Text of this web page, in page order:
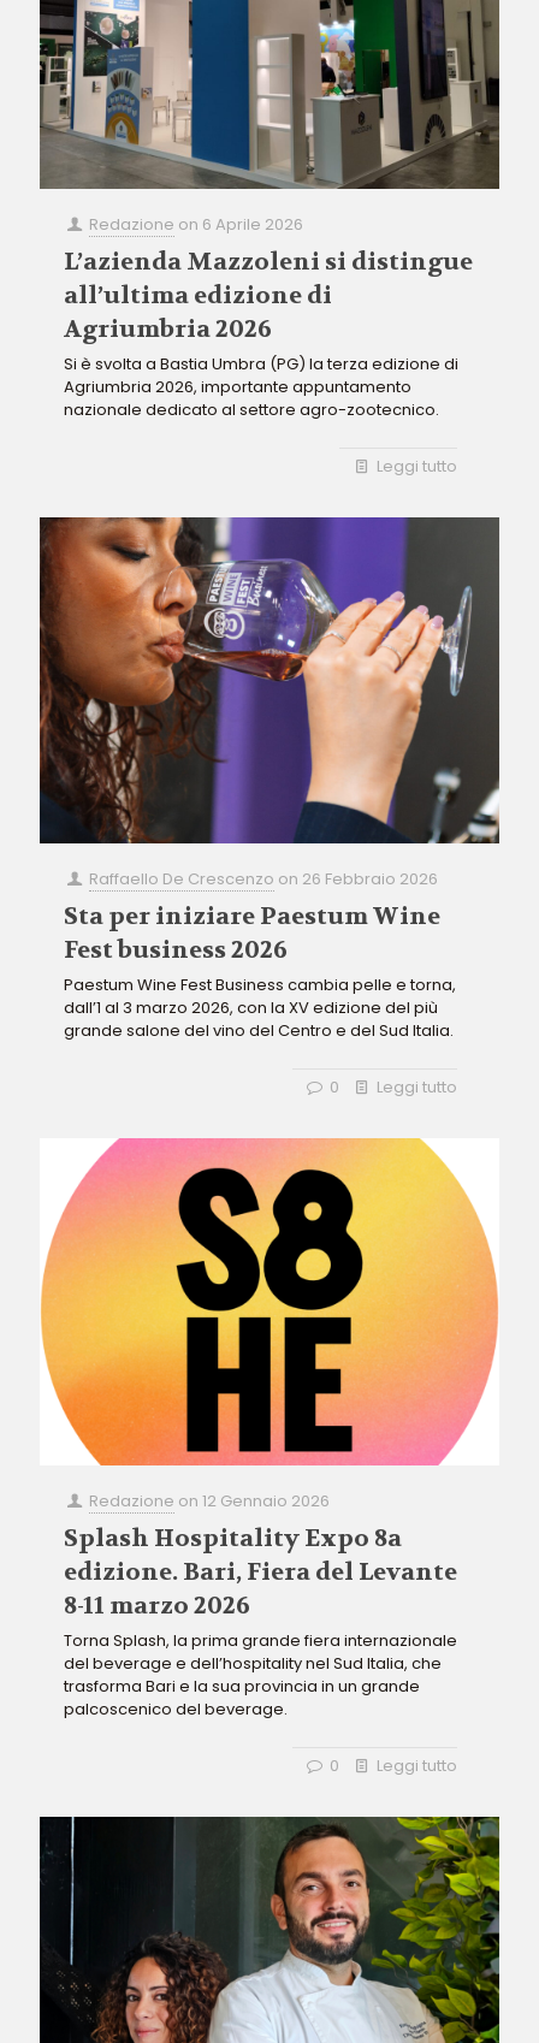
Redazione on 6 Aprile 2026
L’azienda Mazzoleni si distingue
all’ultima edizione di
Agriumbria 2026
Si è svolta a Bastia Umbra (PG) la terza edizione di
Agriumbria 2026, importante appuntamento
nazionale dedicato al settore agro-zootecnico.
Leggi tutto
Raffaello De Crescenzo on 26 Febbraio 2026
Sta per iniziare Paestum Wine
Fest business 2026
Paestum Wine Fest Business cambia pelle e torna,
dall’1 al 3 marzo 2026, con la XV edizione del più
grande salone del vino del Centro e del Sud Italia.
0 Leggi tutto
Redazione on12 Gennaio 2026
Splash Hospitality Expo 8a
edizione. Bari, Fiera del Levante
8-11 marzo 2026
Torna Splash, la prima grande fiera internazionale
del beverage e dell’hospitality nel Sud Italia, che
trasforma Bari e la sua provincia in un grande
palcoscenico del beverage.
0 Leggi tutto